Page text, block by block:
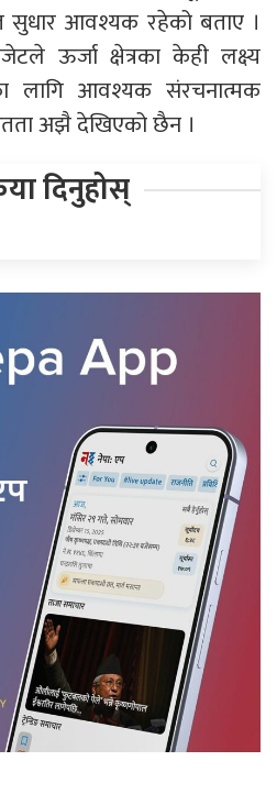
सुधार आवश्यक रहेको बताए ।
ऊर्जा क्षेत्रका केही लक्ष्य
लागि आवश्यक संरचनात्मक
अझै देखिएको छैन ।
दिनुहोस्